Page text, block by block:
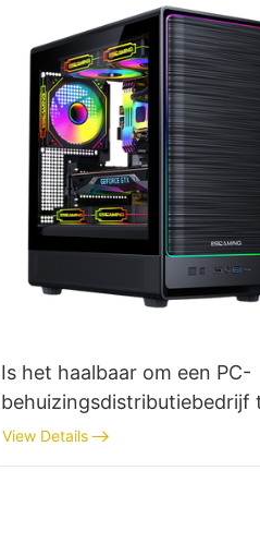
Is het haalbaar om een ​​PC-
behuizingsdistributiebedrijf
starten?
View Details